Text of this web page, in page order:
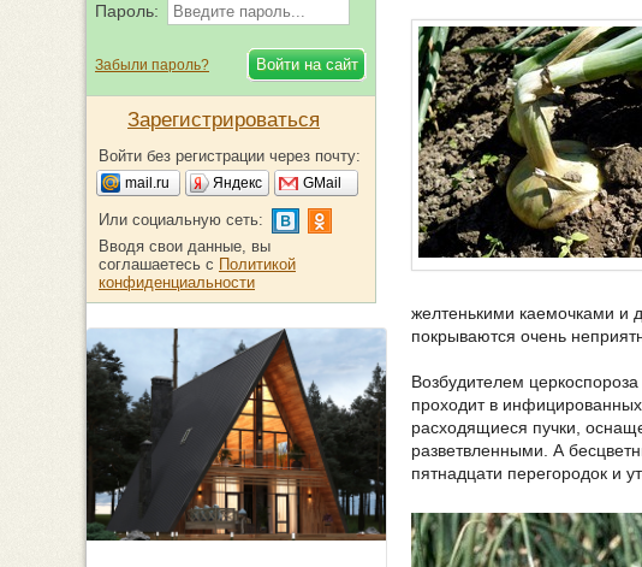
желтенькими каемочками и
покрываются очень
Возбудителем
проходит в
расходящиеся пучки,
разветвленными. А
пятнадцати перегородок и
Пароль:
Забыли пароль?
Зарегистрироваться
Войти без регистрации через почту:
mail.ru Яндекс GMail
Или социальную сеть:
Вводя свои данные, вы
соглашаетесь с Политикой
конфиденциальности